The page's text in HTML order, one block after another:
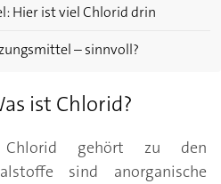
Hier ist viel Chlorid drin
– sinnvoll?
ist Chlorid?
Chlorid gehört zu den
sind anorganische